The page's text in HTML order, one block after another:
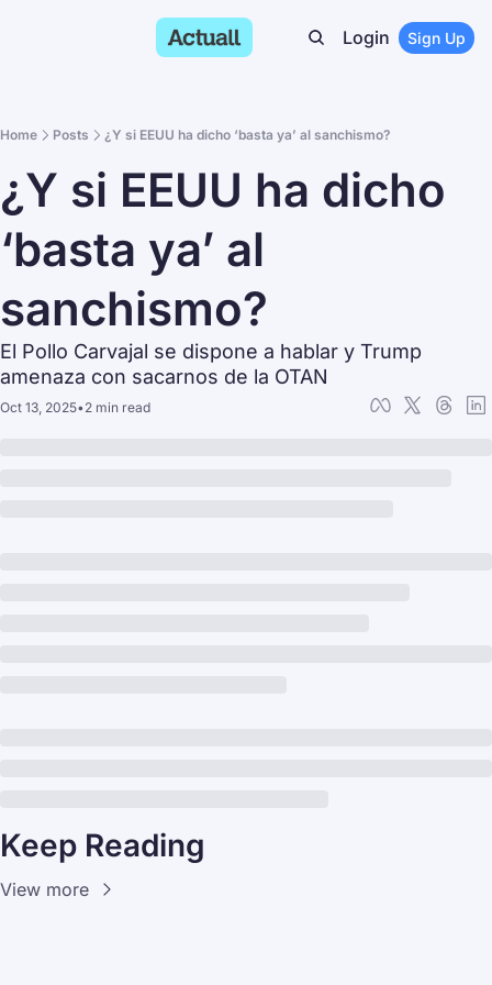
Login Sign Up
Home Posts ¿Y si EEUU ha dicho ‘basta ya’ al sanchismo?
¿Y si EEUU ha dicho
‘basta ya’ al
sanchismo?
El Pollo Carvajal se dispone a hablar y Trump
amenaza con sacarnos de la OTAN
Oct 13, 2025•2 min read
Keep Reading
View more